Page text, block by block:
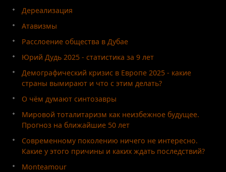
Дереализация
Атавизмы
Расслоение общества в Дубае
Юрий Дудь 2025 - статистика за 9 лет
Демографический кризис в Европе 2025 - какие
страны вымирают и что с этим делать?
О чём думают синтозавры
Мировой тоталитаризм как неизбежное будущее.
Прогноз на ближайшие 50 лет
Современному поколению ничего не интересно.
Какие у этого причины и каких ждать последствий?
Monteamour